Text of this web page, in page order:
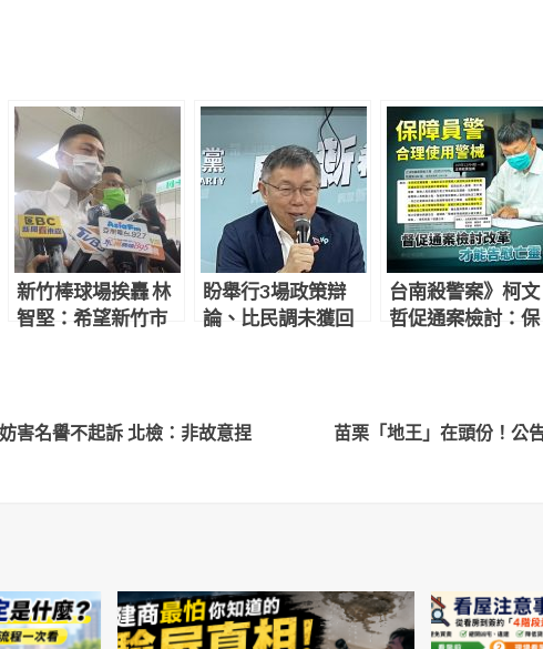
新竹棒球場挨轟 林
智堅：希望新竹市
盼舉行3場政策辯
論、比民調未獲回
台南殺警案》柯文
哲促通案檢討：保
害名譽不起訴 北檢：非故意捏
苗栗「地王」在頭份！公